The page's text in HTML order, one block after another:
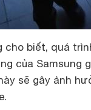
cho biết, quá
của Samsung
sẽ gây ảnh